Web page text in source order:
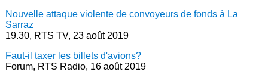
Nouvelle attaque violente de convoyeurs de fonds à La
Sarraz
19.30, RTS TV, 23 août 2019
Faut-il taxer les billets d'avions?
Forum, RTS Radio, 16 août 2019